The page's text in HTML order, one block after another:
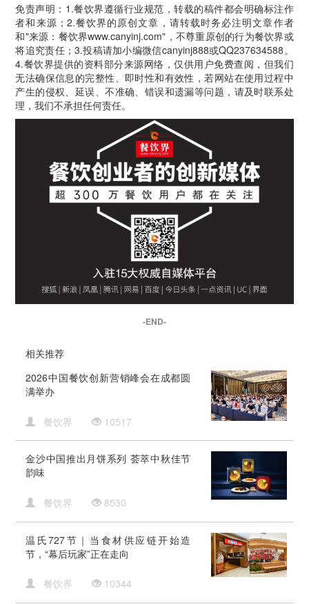
免责声明：1.餐饮界遵循行业规范，转载的稿件都会明确标注作
者和来源；2.餐饮界的原创文章，请转载时务必注明文章作者
和"来源：餐饮界www.canyinj.com"，不尊重原创的行为餐饮界或
将追究责任；3.投稿请加小编微信canyinj888或QQ237634588。
4.餐饮界提供的资料部分来源网络，仅供用户免费查阅，但我们
无法确保信息的完整性、即时性和有效性，若网站在使用过程中
产生的侵权、延误、不准确、错误和遗漏等问题，请及时联系处
理，我们不承担任何责任。
-END-
相关推荐
2026中国餐饮创新营销峰会在成都圆
满举办
餐饮界 10517
金沙中国推出月饼系列 荟萃中秋佳节
韵味
餐饮界 8530
温氏727节｜当食材供应链开始造
节，“幕后玩家”正在走向
餐饮界 10344